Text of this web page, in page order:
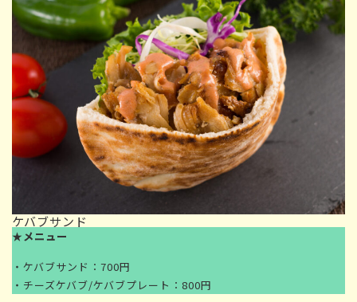
ケバブサンド
★ メニュー
・ケバブサンド：700円
・チーズケバブ/ケバブプレート：800円